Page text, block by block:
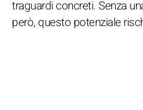
traguardi concreti. Senza
però, questo potenziale